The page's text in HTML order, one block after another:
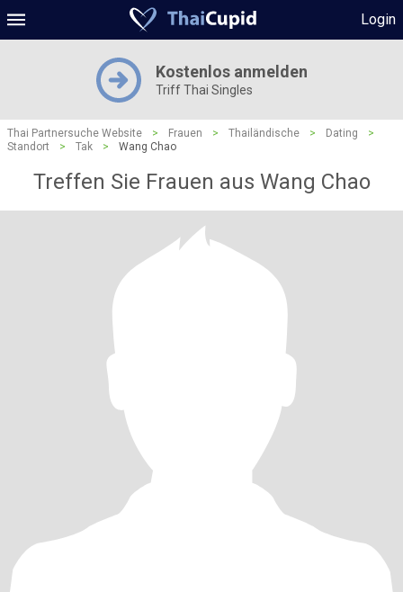
Login
Kostenlos anmelden
Triff Thai Singles
Thai Partnersuche Website > Frauen > Thailändische > Dating
>
Standort
> Tak > Wang Chao
Treffen Sie Frauen aus Wang Chao